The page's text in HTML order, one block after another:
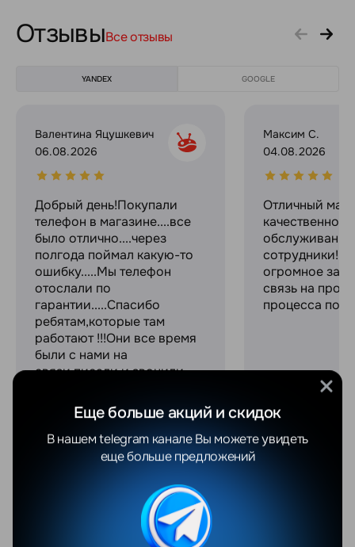
ОтзывыВсе отзывы
YANDEX GOOGLE
Валентина Яцушкевич
06.08.2026
Добрый день!Покупали
телефон в магазине....все
было отлично....через
полгода поймал какую-то
ошибку.....Мы телефон
отослали по
гарантии.....Спасибо
ребятам,которые там
работают !!!Они все время
были с нами на
связи,писали и звонили,
объясняли все....Просто
профессионалы своего
дел...
Увидеть весь отзыв
Максим С.
04.08.2026
Отличный
качественное
сотрудники!
огромное за
связь на
процесса
Еще больше акций и скидок
В нашем telegram канале Вы можете увидеть
еще больше предложений